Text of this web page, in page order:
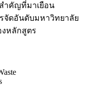
ำคัญที่มาเยือน
จัดอันดับมหาวิทยาลัย
งหลักสูตร